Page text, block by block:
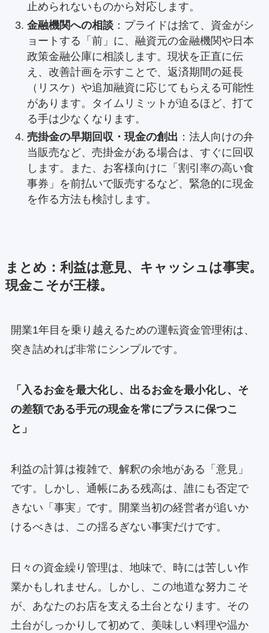
止められないものから対応します。
金融機関への相談：プライドは捨て、資金がシ
ョートする「前」に、融資元の金融機関や日本
政策金融公庫に相談します。現状を正直に伝
え、改善計画を示すことで、返済期間の延長
（リスケ）や追加融資に応じてもらえる可能性
があります。タイムリミットが迫るほど、打て
る手は少なくなります。
売掛金の早期回収・現金の創出 ：法人向けの弁
当販売など、売掛金がある場合は、すぐに回収
します。また、お客様向けに「割引率の高い食
事券」を前払いで販売するなど、緊急的に現金
を作る方法も検討します。
まとめ：利益は意見、キャッシュは事実。
現金こそが王様。
開業1年目を乗り越えるための運転資金管理術は、
突き詰めれば非常にシンプルです。
「入るお金を最大化し、出るお金を最小化し、そ
の差額である手元の現金を常にプラスに保つこ
と」
利益の計算は複雑で、解釈の余地がある「意見」
です。しかし、通帳にある残高は、誰にも否定で
きない「事実」です。開業当初の経営者が追いか
けるべきは、この揺るぎない事実だけです。
日々の資金繰り管理は、地味で、時には苦しい作
業かもしれません。しかし、この地道な努力こそ
が、あなたのお店を支える土台となります。その
土台がしっかりして初めて、美味しい料理や温か